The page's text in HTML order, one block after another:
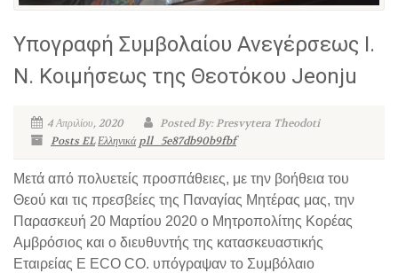
Υπογραφή Συμβολαίου Ανεγέρσεως Ι.
Ν. Κοιμήσεως της Θεοτόκου Jeonju
4 Απριλίου, 2020
Posted By: Presvytera Theodoti
Posts ELΕλληνικά pll_5e87db90b9fbf
Μετά από πολυετείς προσπάθειες, με την βοήθεια του
Θεού και τις πρεσβείες της Παναγίας Μητέρας μας, την
Παρασκευή 20 Μαρτίου 2020 ο Μητροπολίτης Κορέας
Αμβρόσιος και ο διευθυντής της κατασκευαστικής
Εταιρείας E ECO CO. υπόγραψαν το Συμβόλαιο